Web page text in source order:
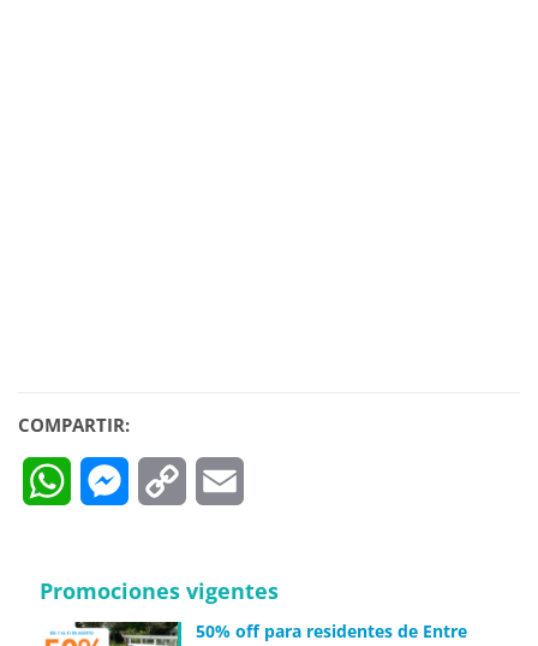
COMPARTIR:
WhatsAppMessenger
Copy
Promociones vigentes
50% off para residentes de Entre